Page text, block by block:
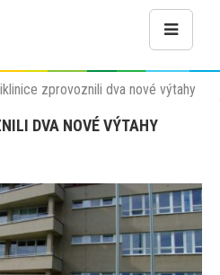
zprovoznili dva nové výtahy
DVA NOVÉ VÝTAHY